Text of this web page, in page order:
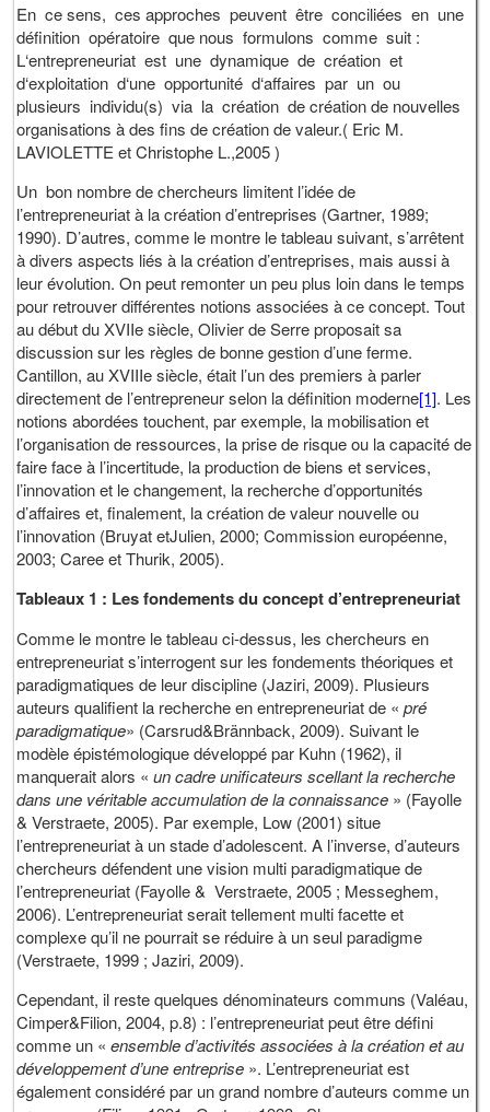
En ce sens, ces approches peuvent être conciliées en une
définition opératoire que nous formulons comme suit :
L‘entrepreneuriat est une dynamique de création et
d‘exploitation d‘une opportunité d‘affaires par un ou
plusieurs individu(s) via la création de création de nouvelles
organisations à des fins de création de valeur.( Eric M.
LAVIOLETTE et Christophe L.,2005 )
Un bon nombre de chercheurs limitent l’idée de
l’entrepreneuriat à la création d’entreprises (Gartner, 1989;
1990). D’autres, comme le montre le tableau suivant, s’arrêtent
à divers aspects liés à la création d’entreprises, mais aussi à
leur évolution. On peut remonter un peu plus loin dans le temps
pour retrouver différentes notions associées à ce concept. Tout
au début du XVIIe siècle, Olivier de Serre proposait sa
discussion sur les règles de bonne gestion d’une ferme.
Cantillon, au XVIIIe siècle, était l’un des premiers à parler
directement de l’entrepreneur selon la définition moderne[1]. Les
notions abordées touchent, par exemple, la mobilisation et
l’organisation de ressources, la prise de risque ou la capacité de
faire face à l’incertitude, la production de biens et services,
l’innovation et le changement, la recherche d’opportunités
d’affaires et, finalement, la création de valeur nouvelle ou
l’innovation (Bruyat etJulien, 2000; Commission européenne,
2003; Caree et Thurik, 2005).
Tableaux 1 : Les fondements du concept d’entrepreneuriat
Comme le montre le tableau ci-dessus, les chercheurs en
entrepreneuriat s’interrogent sur les fondements théoriques et
paradigmatiques de leur discipline (Jaziri, 2009). Plusieurs
auteurs qualifient la recherche en entrepreneuriat de «pré
paradigmatique» (Carsrud&Brännback, 2009). Suivant le
modèle épistémologique développé par Kuhn (1962), il
manquerait alors «un cadre unificateurs scellant la recherche
dans une véritable accumulation de la connaissance » (Fayolle
& Verstraete, 2005). Par exemple, Low (2001) situe
l’entrepreneuriat à un stade d’adolescent. A l’inverse, d’auteurs
chercheurs défendent une vision multi paradigmatique de
l’entrepreneuriat (Fayolle & Verstraete, 2005 ; Messeghem,
2006). L’entrepreneuriat serait tellement multi facette et
complexe qu’il ne pourrait se réduire à un seul paradigme
(Verstraete, 1999 ; Jaziri, 2009).
Cependant, il reste quelques dénominateurs communs (Valéau,
Cimper&Filion, 2004, p.8) : l’entrepreneuriat peut être défini
comme un «ensemble d’activités associées à la création et au
développement d’une entreprise ». L’entrepreneuriat est
également considéré par un grand nombre d’auteurs comme un